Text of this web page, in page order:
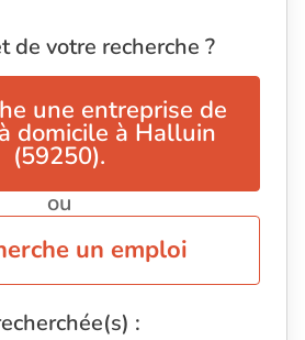
de votre recherche ?
une entreprise de
domicile à Halluin
(59250).
ou
un emploi
: